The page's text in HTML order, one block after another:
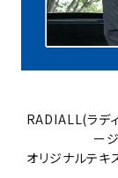
RADIALL(ラデ
ー
オリジナルテキ